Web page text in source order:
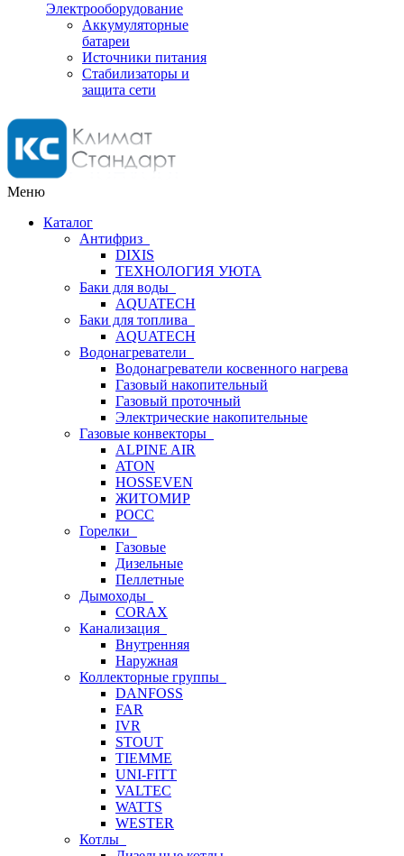
Электрооборудование
Аккумуляторные
батареи
Источники питания
Стабилизаторы и
защита сети
Меню
Каталог
Антифриз
DIXIS
ТЕХНОЛОГИЯ УЮТА
Баки для воды
AQUATECH
Баки для топлива
AQUATECH
Водонагреватели
Водонагреватели косвенного нагрева
Газовый накопительный
Газовый проточный
Электрические накопительные
Газовые конвекторы
ALPINE AIR
ATON
HOSSEVEN
ЖИТОМИР
РОСС
Горелки
Газовые
Дизельные
Пеллетные
Дымоходы
CORAX
Канализация
Внутренняя
Наружная
Коллекторные группы
DANFOSS
FAR
IVR
STOUT
TIEMME
UNI-FITT
VALTEC
WATTS
WESTER
Котлы